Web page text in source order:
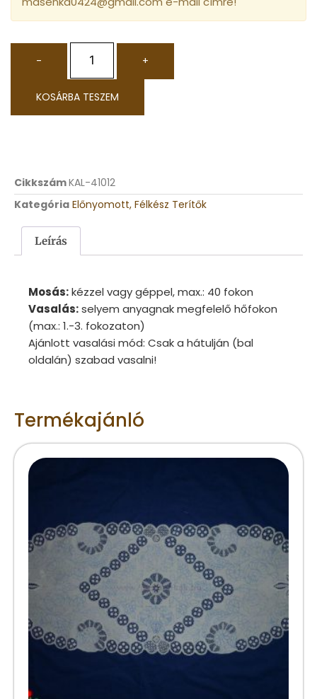
- +
KOSÁRBA TESZEM
CikkszámKAL-41012
Kategória Előnyomott, Félkész Terítők
Leírás
Mosás:kézzel vagy géppel, max.: 40 fokon
Vasalás:selyem anyagnak megfelelő hőfokon
(max.: 1.-3. fokozaton)
Ajánlott vasalási mód: Csak a hátulján (bal
oldalán) szabad vasalni!
Termékajánló